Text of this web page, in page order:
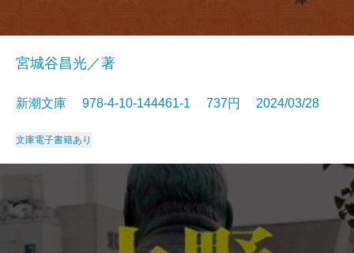
宮城谷昌光／著
新潮文庫 978-4-10-144461-1 737円 2024/03/28
文庫電子書籍あり